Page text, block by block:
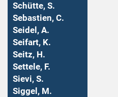
Schütte, S.
Sebastien, C.
Seidel, A.
Seifart, K.
Seitz, H.
Settele, F.
Sievi, S.
Siggel, M.